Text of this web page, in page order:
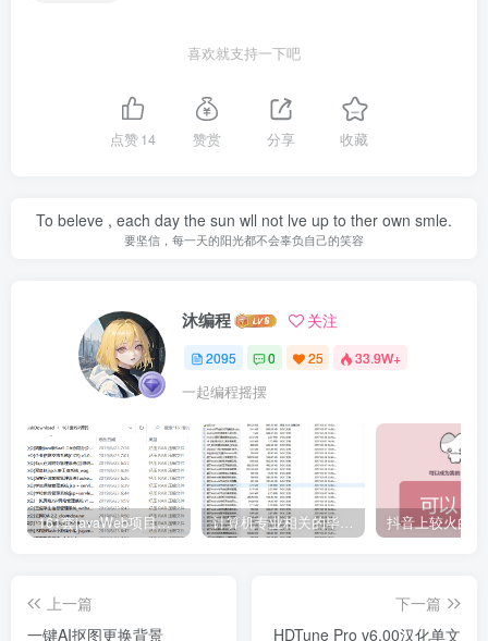
喜欢就支持一下吧
点赞14 赞赏 分享 收藏
To beleve , each day the sun wll not lve up to ther own smle.
要坚信，每一天的阳光都不会辜负自己的笑容
沐编程 关注
2095 0 25 33.9W+
一起编程摇摆
161套javaWeb项目源码免费分享 计算机专业相关的毕业设计论文合集免费下载
上一篇
一键AI抠图更换背景
下一篇
HDTune Pro v6.00汉化单文